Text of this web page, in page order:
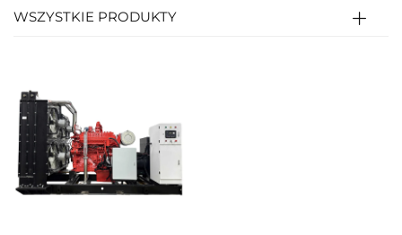
energia mechaniczna). Wał korbowy jest
mechaniczna → energia elektryczna).
WSZYSTKIE PRODUKTY